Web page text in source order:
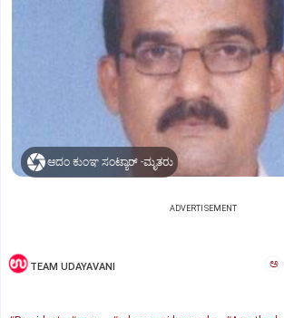
ಆದಂ ಕುಂಞ ಸಂಟ್ಯಾರ್‌ -ಮೃತರು
ADVERTISEMENT
TEAM UDAYAVANI ಅ